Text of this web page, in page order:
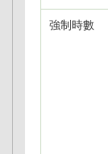
強制時數